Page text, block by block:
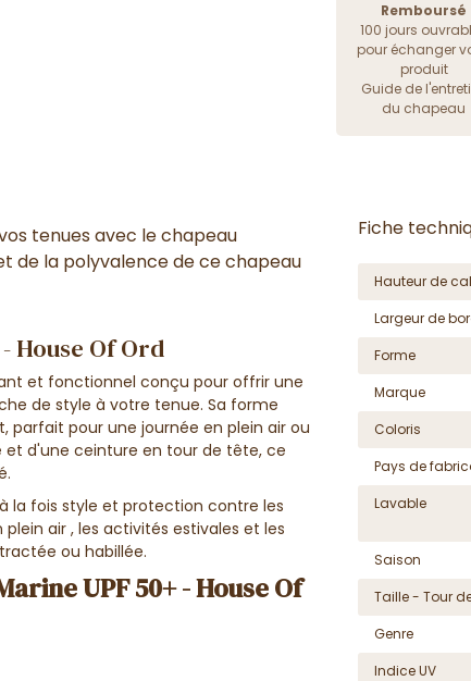
Remboursé
100 jours
pour échanger
produit
Guide de
du chapeau
tenues avec le chapeau
de la polyvalence de ce chapeau
House Of Ord
et fonctionnel conçu pour offrir une
de style à votre tenue. Sa forme
pour une journée en plein air ou
et d'une ceinture en tour de tête, ce
la fois style et protection contre les
air , les activités estivales et les
ou habillée.
UPF 50+ - House Of
Fiche
Hauteur de
Largeur de
Forme
Marque
Coloris
Pays de
Lavable
Saison
Taille - Tour
Genre
Indice UV